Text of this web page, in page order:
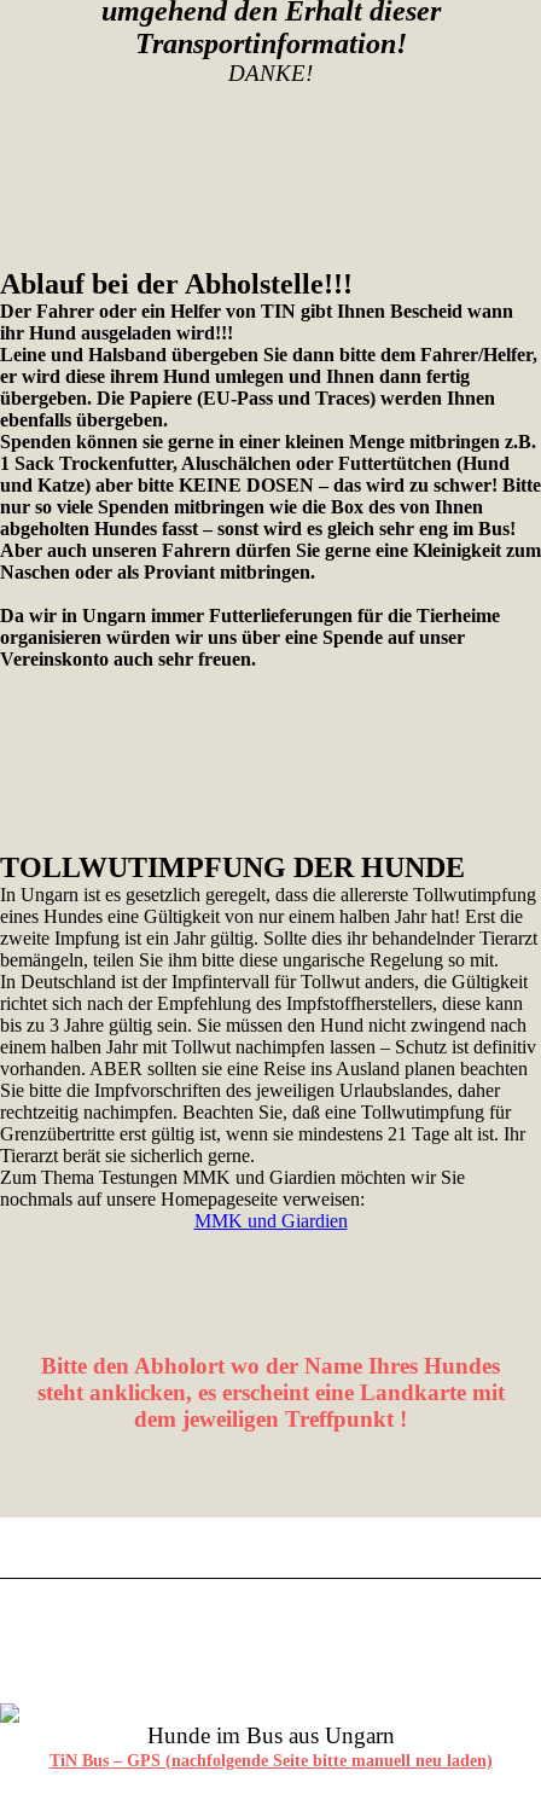
umgehendden Erhalt dieser
Transportinformation!
DANKE!
Ablauf bei der Abholstelle!!!
Der Fahrer oder ein Helfer von TIN gibt Ihnen Bescheid wann
ihr Hund ausgeladen wird!!!
Leine und Halsband übergeben Sie dann bitte dem Fahrer/Helfer,
er wird diese ihrem Hund umlegen und Ihnen dann fertig
übergeben. Die Papiere (EU-Pass und Traces) werden Ihnen
ebenfalls übergeben.
Spenden können sie gerne in einer kleinen Menge mitbringen z.B.
1 Sack Trockenfutter, Aluschälchen oder Futtertütchen (Hund
und Katze) aber bitte KEINE DOSEN – das wird zu schwer! Bitte
nur so viele Spenden mitbringen wie die Box des von Ihnen
abgeholten Hundes fasst – sonst wird es gleich sehr eng im Bus!
Aber auch unseren Fahrern dürfen Sie gerne eine Kleinigkeit zum
Naschen oder als Proviant mitbringen.
Da wir in Ungarn immer Futterlieferungen für die Tierheime
organisieren würden wir uns über eine Spende auf unser
Vereinskonto auch sehr freuen.
TOLLWUTIMPFUNG DER HUNDE
In Ungarn ist es gesetzlich geregelt, dass die allererste Tollwutimpfung
eines Hundes eine Gültigkeit von nur einem halben Jahr hat! Erst die
zweite Impfung ist ein Jahr gültig. Sollte dies ihr behandelnder Tierarzt
bemängeln, teilen Sie ihm bitte diese ungarische Regelung so mit.
In Deutschland ist der Impfintervall für Tollwut anders, die Gültigkeit
richtet sich nach der Empfehlung des Impfstoffherstellers, diese kann
bis zu 3 Jahre gültig sein. Sie müssen den Hund nicht zwingend nach
einem halben Jahr mit Tollwut nachimpfen lassen – Schutz ist definitiv
vorhanden. ABER sollten sie eine Reise ins Ausland planen beachten
Sie bitte die Impfvorschriften des jeweiligen Urlaubslandes, daher
rechtzeitig nachimpfen. Beachten Sie, daß eine Tollwutimpfung für
Grenzübertritte erst gültig ist, wenn sie mindestens 21 Tage alt ist. Ihr
Tierarzt berät sie sicherlich gerne.
Zum Thema Testungen MMK und Giardien möchten wir Sie
nochmals auf unsere Homepageseite verweisen:
MMK und Giardien
Bitte den Abholort wo der Name Ihres Hundes
steht anklicken, es erscheint eine Landkarte mit
dem jeweiligen Treffpunkt !
Hunde im Bus aus Ungarn
TiN Bus – GPS (nachfolgende Seite bitte manuell neu laden)